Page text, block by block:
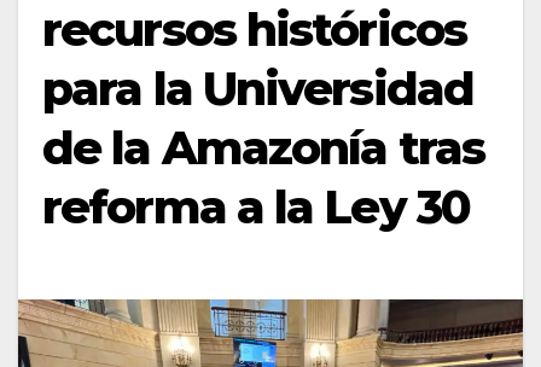
recursos históricos
para la Universidad
de la Amazonía tras
reforma a la Ley 30